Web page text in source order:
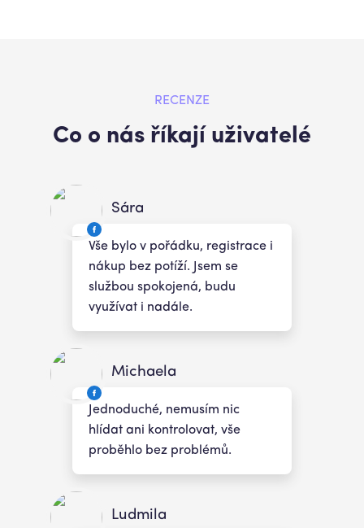
RECENZE
Co o nás říkají uživatelé
Sára
Vše bylo v pořádku, registrace i
nákup bez potíží. Jsem se
službou spokojená, budu
využívat i nadále.
Michaela
Jednoduché, nemusím nic
hlídat ani kontrolovat, vše
proběhlo bez problémů.
Ludmila